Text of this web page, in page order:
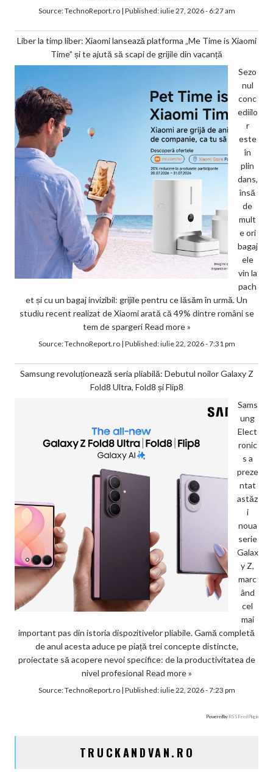
Source:TechnoReport.ro| Published:iulie 27, 2026 - 6:27 am
Liber la timp liber: Xiaomi lansează platforma „Me Time is Xiaomi
Time” și te ajută să scapi de grijile din vacanță
Sezo
nul
conc
ediilo
r
este
în
plin
dans,
însă
de
mult
e ori
bagaj
ele
vin la
pach
et și cu un bagaj invizibil: grijile pentru ce lăsăm în urmă. Un
studiu recent realizat de Xiaomi arată că 49% dintre români se
tem de spargeri Read more »
Source:TechnoReport.ro| Published:iulie 22, 2026 - 7:31 pm
Samsung revoluționează seria pliabilă: Debutul noilor Galaxy Z
Fold8 Ultra, Fold8 și Flip8
Sams
ung
Elect
ronic
s a
preze
ntat
astăz
i
noua
serie
Galax
y Z,
marc
ând
cel
mai
important pas din istoria dispozitivelor pliabile. Gamă completă
de anul acesta aduce pe piață trei concepte distincte,
proiectate să acopere nevoi specifice: de la productivitatea de
nivel profesional Read more »
Source:TechnoReport.ro| Published:iulie 22, 2026 - 7:23 pm
Powered by RSS Feed Plugin
TRUCKANDVAN.RO